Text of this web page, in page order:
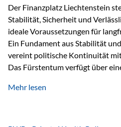
Der Finanzplatz Liechtenstein
Stabilität, Sicherheit und
ideale Voraussetzungen für
Ein Fundament aus Stabilität
vereint politische Kontinuität
Das Fürstentum verfügt über
monarchischen Elementen
Mehr lesen